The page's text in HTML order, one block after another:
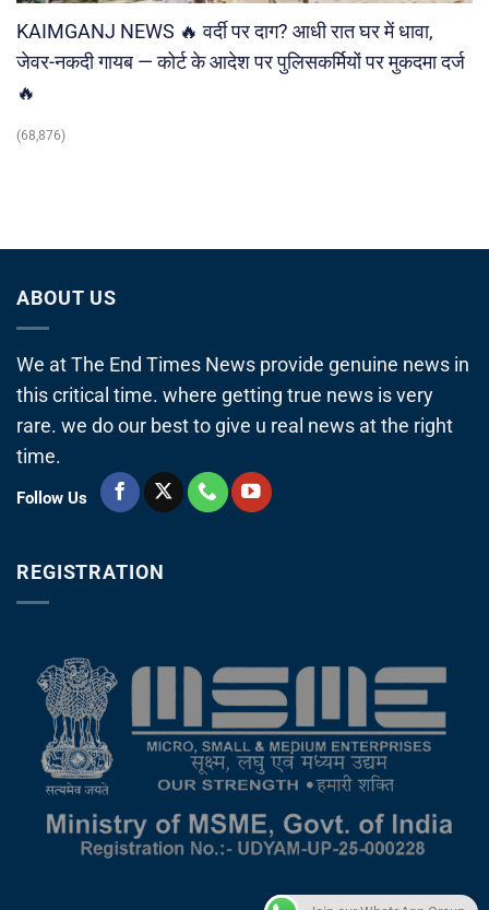
KAIMGANJ NEWS 🔥 वर्दी पर दाग? आधी रात घर में धावा,
जेवर-नकदी गायब — कोर्ट के आदेश पर पुलिसकर्मियों पर मुकदमा दर्ज
🔥
(68,876)
ABOUT US
We at The End Times News provide genuine news in
this critical time. where getting true news is very
rare. we do our best to give u real news at the right
time.
Follow Us
REGISTRATION